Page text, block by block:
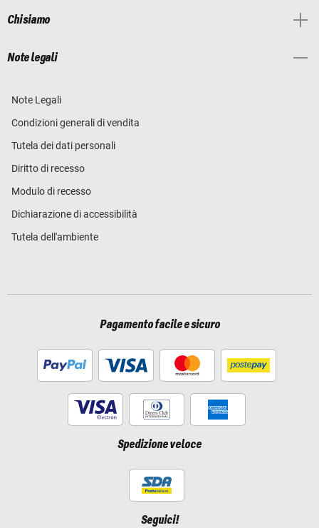
Chi siamo
Note legali
Note Legali
Condizioni generali di vendita
Tutela dei dati personali
Diritto di recesso
Modulo di recesso
Dichiarazione di accessibilità
Tutela dell'ambiente
Pagamento facile e sicuro
Spedizione veloce
Seguici!